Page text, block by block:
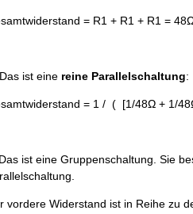
= R1 + R1 + R1 =
ist eine reine Parallelschaltung:
= 1 / ( [1/48Ω + 1/
ist eine Gruppenschaltung. Sie
vordere Widerstand ist in Reihe zu